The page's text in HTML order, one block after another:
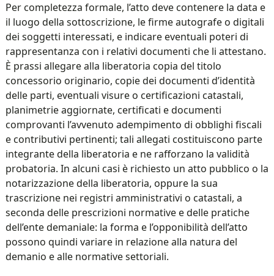
Per completezza formale, l’atto deve contenere la data e
il luogo della sottoscrizione, le firme autografe o digitali
dei soggetti interessati, e indicare eventuali poteri di
rappresentanza con i relativi documenti che li attestano.
È prassi allegare alla liberatoria copia del titolo
concessorio originario, copie dei documenti d’identità
delle parti, eventuali visure o certificazioni catastali,
planimetrie aggiornate, certificati e documenti
comprovanti l’avvenuto adempimento di obblighi fiscali
e contributivi pertinenti; tali allegati costituiscono parte
integrante della liberatoria e ne rafforzano la validità
probatoria. In alcuni casi è richiesto un atto pubblico o la
notarizzazione della liberatoria, oppure la sua
trascrizione nei registri amministrativi o catastali, a
seconda delle prescrizioni normative e delle pratiche
dell’ente demaniale: la forma e l’opponibilità dell’atto
possono quindi variare in relazione alla natura del
demanio e alle normative settoriali.